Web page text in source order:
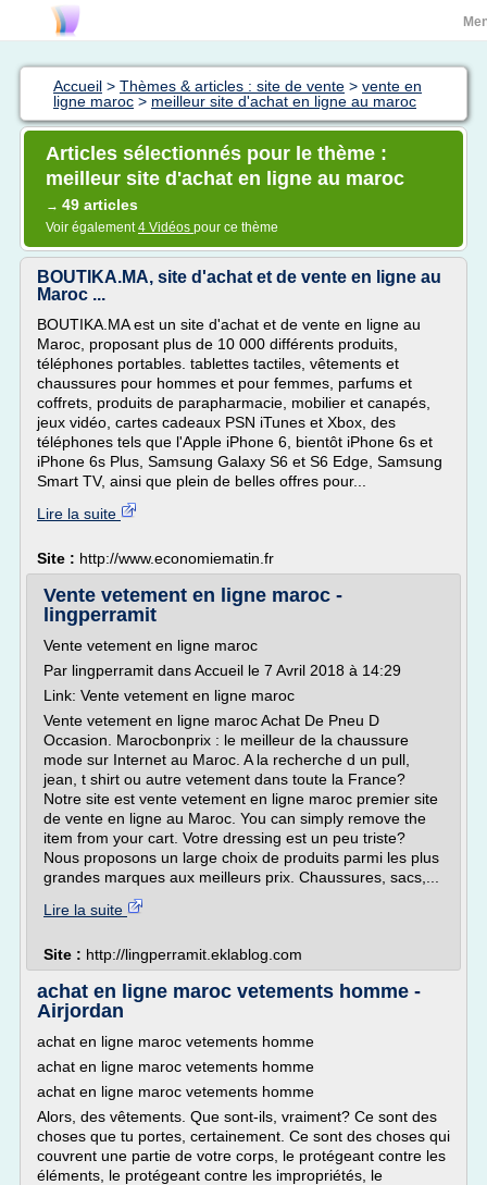
Accueil > Thèmes & articles : site de vente > vente en
ligne maroc > meilleur site d'achat en ligne au maroc
Articles sélectionnés pour le thème :
meilleur site d'achat en ligne au maroc
→ 49 articles
Voir également4 Vidéos pour ce thème
BOUTIKA.MA, site d'achat et de vente en ligne au
Maroc ...
BOUTIKA.MA est un site d'achat et de vente en ligne au
Maroc, proposant plus de 10 000 différents produits,
téléphones portables. tablettes tactiles, vêtements et
chaussures pour hommes et pour femmes, parfums et
coffrets, produits de parapharmacie, mobilier et canapés,
jeux vidéo, cartes cadeaux PSN iTunes et Xbox, des
téléphones tels que l'Apple iPhone 6, bientôt iPhone 6s et
iPhone 6s Plus, Samsung Galaxy S6 et S6 Edge, Samsung
Smart TV, ainsi que plein de belles offres pour...
Lire la suite
Site : http://www.economiematin.fr
Vente vetement en ligne maroc -
lingperramit
Vente vetement en ligne maroc
Par lingperramit dans Accueil le 7 Avril 2018 à 14:29
Link: Vente vetement en ligne maroc
Vente vetement en ligne maroc Achat De Pneu D
Occasion. Marocbonprix : le meilleur de la chaussure
mode sur Internet au Maroc. A la recherche d un pull,
jean, t shirt ou autre vetement dans toute la France?
Notre site est vente vetement en ligne maroc premier site
de vente en ligne au Maroc. You can simply remove the
item from your cart. Votre dressing est un peu triste?
Nous proposons un large choix de produits parmi les plus
grandes marques aux meilleurs prix. Chaussures, sacs,...
Lire la suite
Site : http://lingperramit.eklablog.com
achat en ligne maroc vetements homme -
Airjordan
achat en ligne maroc vetements homme
achat en ligne maroc vetements homme
achat en ligne maroc vetements homme
Alors, des vêtements. Que sont-ils, vraiment? Ce sont des
choses que tu portes, certainement. Ce sont des choses qui
couvrent une partie de votre corps, le protégeant contre les
éléments, le protégeant contre les impropriétés, le